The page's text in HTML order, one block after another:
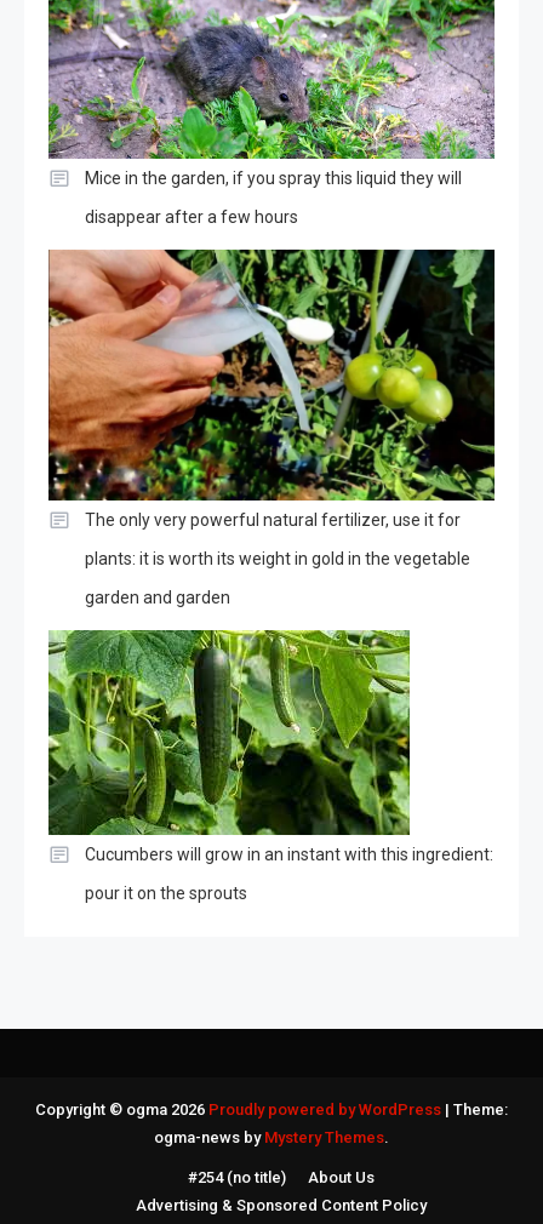
Mice in the garden, if you spray this liquid they will
disappear after a few hours
The only very powerful natural fertilizer, use it for
plants: it is worth its weight in gold in the vegetable
garden and garden
Cucumbers will grow in an instant with this ingredient:
pour it on the sprouts
Copyright © ogma 2026 Proudly powered by WordPress | Theme:
ogma-news by Mystery Themes.
#254 (no title)
About Us
Advertising & Sponsored Content Policy